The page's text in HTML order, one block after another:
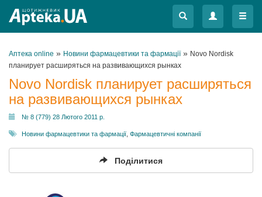
Меню
Меню
Аптека online » Новини фармацевтики та фармації» Novo Nordisk
планирует расширяться на развивающихся рынках
Novo Nordisk планирует расширяться
на развивающихся рынках
№ 8 (779) 28 Лютого 2011 р.
Новини фармацевтики та фармації Фармацевтичні компанії
Поділитися